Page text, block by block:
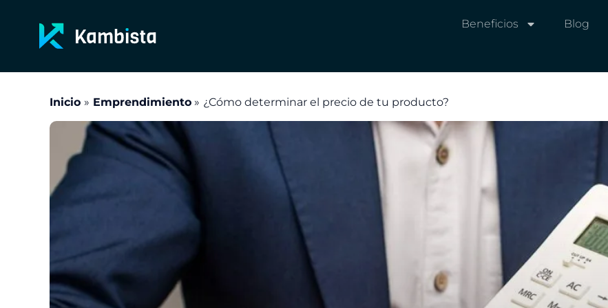
contenido
Beneficios Blog
Inicio Emprendimiento ¿Cómo determinar el precio de tu producto?